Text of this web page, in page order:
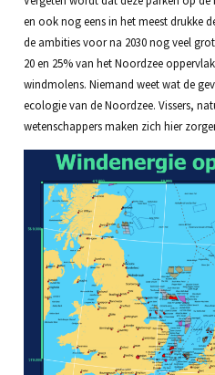
en ook nog eens in het meest drukke
de ambities voor na 2030 nog veel
20 en 25% van het Noordzee
windmolens. Niemand weet wat de
ecologie van de Noordzee. Vissers,
wetenschappers maken zich hier